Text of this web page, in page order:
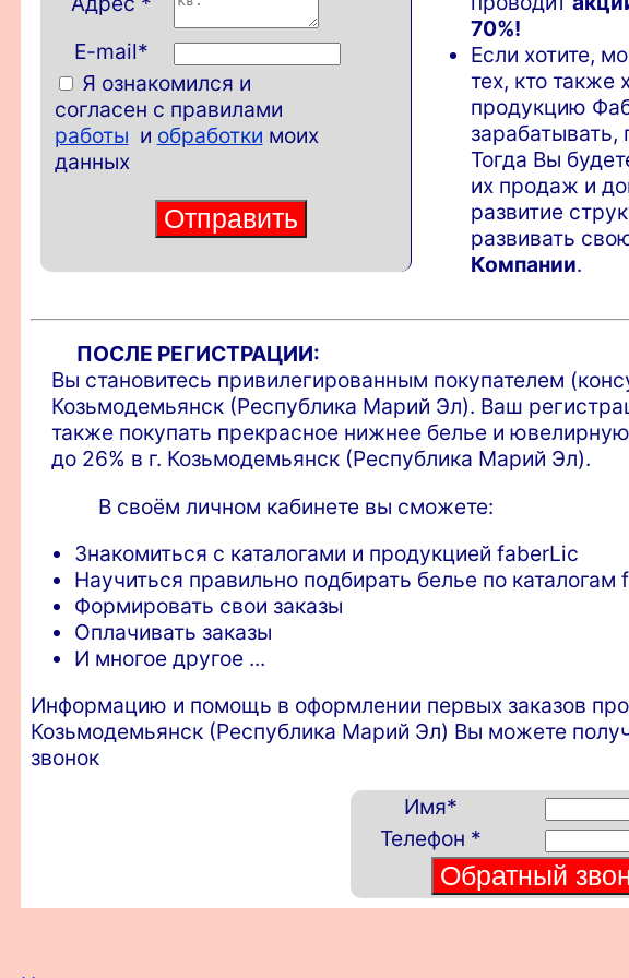
E-mail*
Я ознакомился и
согласен с правилами
работы и обработки моих
данных
70%!
Если хотите,
тех, кто также
продукцию
Тогда Вы
их продаж и
развитие
развивать
Компании.
ПОСЛЕ РЕГИСТРАЦИИ:
Вы становитесь привилегированным покупателем
Козьмодемьянск (Республика Марий Эл). Ваш
также покупать прекрасное нижнее белье и
до 26% в г. Козьмодемьянск (Республика Марий Эл).
В своём личном кабинете вы сможете:
Знакомиться с каталогами и продукцией faberLic
Научиться правильно подбирать белье по каталогам
Формировать свои заказы
Оплачивать заказы
И многое другое ...
Информацию и помощь в оформлении первых заказов
Козьмодемьянск (Республика Марий Эл) Вы можете
звонок
Имя*
Телефон *